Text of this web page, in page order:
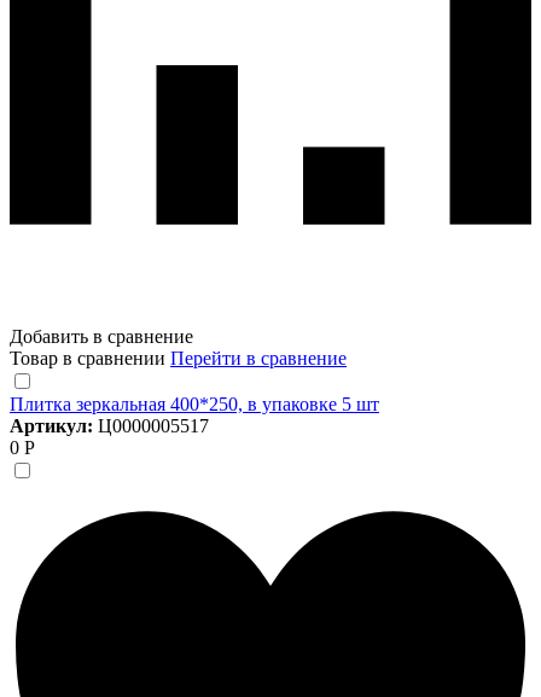
Добавить в сравнение
Товар в сравнении Перейти в сравнение
Плитка зеркальная 400*250, в упаковке 5 шт
Артикул: Ц0000005517
0 Р